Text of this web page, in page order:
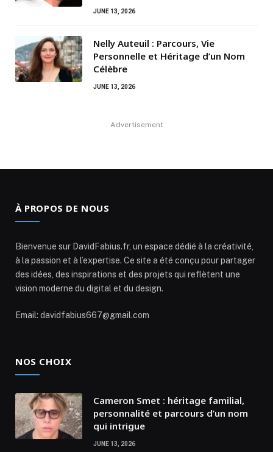
JUNE 13, 2026
Nelly Auteuil : Parcours, Vie
Personnelle et Héritage d’un Nom
Célèbre
JUNE 13, 2026
Advertisement
À PROPOS DE NOUS
Bienvenue sur DavidFabius.fr, un espace dédié à la créativité,
à la passion et à l’expertise. Ce site a été conçu pour partager
des idées, des inspirations et des projets qui reflètent une
vision moderne du digital et du design.
Email: davidfabius667@gmail.com
NOS CHOIX
Cameron Smet : héritage familial,
personnalité et parcours d’un nom
qui intrigue
JUNE 13, 2026